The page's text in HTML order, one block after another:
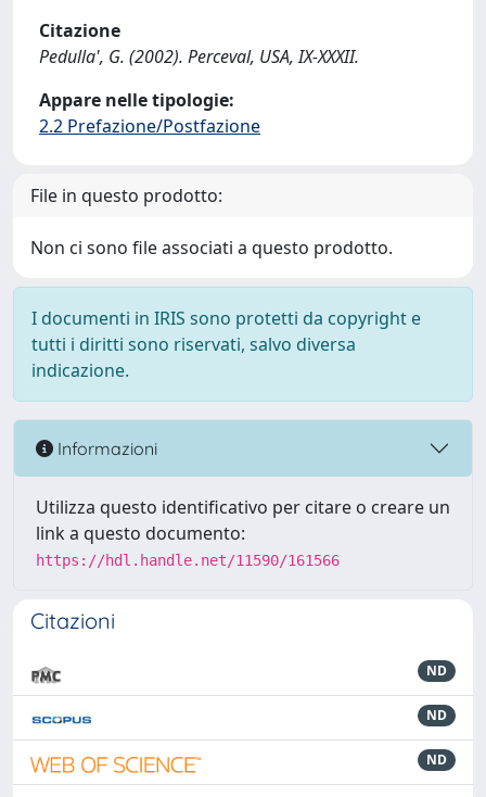
Citazione
Pedulla', G. (2002). Perceval, USA, IX-XXXII.
Appare nelle tipologie:
2.2 Prefazione/Postfazione
File in questo prodotto:
Non ci sono file associati a questo prodotto.
I documenti in IRIS sono protetti da copyright e
tutti i diritti sono riservati, salvo diversa
indicazione.
Informazioni
Utilizza questo identificativo per citare o creare un
link a questo documento:
https://hdl.handle.net/11590/161566
Citazioni
ND
ND
ND